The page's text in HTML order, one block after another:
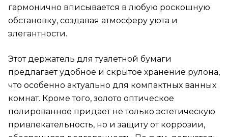
гармонично вписывается в любую роскошную
обстановку, создавая атмосферу уюта и
элегантности.
Этот держатель для туалетной бумаги
предлагает удобное и скрытое хранение рулона,
что особенно актуально для компактных ванных
комнат. Кроме того, золото оптическое
полированное придает не только эстетическую
привлекательность, но и защиту от коррозии,